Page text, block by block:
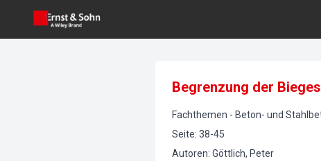
Begrenzung der
Fachthemen - Beton- und
Seite: 38-45
Autoren: Göttlich, Peter